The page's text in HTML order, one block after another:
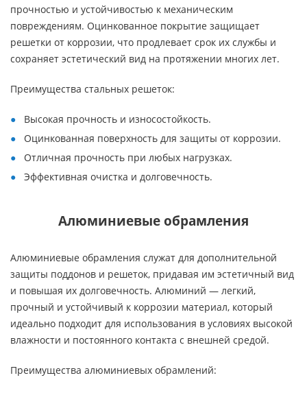
прочностью и устойчивостью к механическим
повреждениям. Оцинкованное покрытие защищает
решетки от коррозии, что продлевает срок их службы и
сохраняет эстетический вид на протяжении многих лет.
Преимущества стальных решеток:
Высокая прочность и износостойкость.
Оцинкованная поверхность для защиты от коррозии.
Отличная прочность при любых нагрузках.
Эффективная очистка и долговечность.
Алюминиевые обрамления
Алюминиевые обрамления служат для дополнительной
защиты поддонов и решеток, придавая им эстетичный вид
и повышая их долговечность. Алюминий — легкий,
прочный и устойчивый к коррозии материал, который
идеально подходит для использования в условиях высокой
влажности и постоянного контакта с внешней средой.
Преимущества алюминиевых обрамлений: